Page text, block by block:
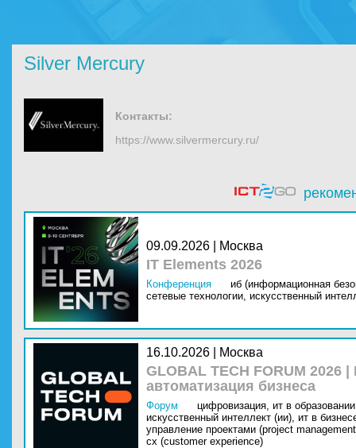
Silver Mercury
Контакты:
https://www.silvermercury.ru/
09.09.2026 | Москва
IT Elements 2026
Конференция
иб (информационная
сетевые технологии, искусственный
16.10.2026 | Москва
GLOBAL TECH FORUM
автоматизация бизнеса
Форум цифровизация, ит в
искусственный интеллект (ии), ит в
управление проектами (project
cx (customer experience)